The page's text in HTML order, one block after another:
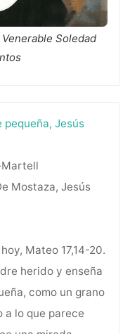
Soledad
pequeña, Jesús
Martell
Mostaza, Jesús
Mateo 17,14-20.
herido y enseña
como un grano
a lo que parece